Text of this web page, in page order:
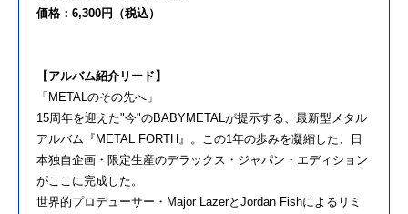
価格：6,300円（税込）
【アルバム紹介リード】
「METALのその先へ」
15周年を迎えた"今"のBABYMETALが提示する、最新型メタル
アルバム『METAL FORTH』。この1年の歩みを凝縮した、日
本独自企画・限定生産のデラックス・ジャパン・エディション
がここに完成した。
世界的プロデューサー・Major LazerとJordan Fishによるリミ